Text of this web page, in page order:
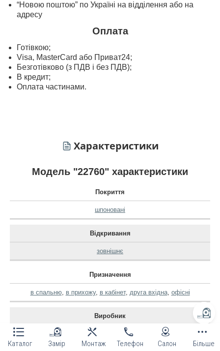
Каталог Замір Монтаж Телефон Салон Більше
“Новою поштою” по Україні на відділення або на
адресу
Оплата
Готівкою;
Visa, MasterСard або Приват24;
Безготівково (з ПДВ і без ПДВ);
В кредит;
Оплата частинами.
Характеристики
Модель "22760" характеристики
Покриття
шпоновані
Відкривання
зовнішнє
Призначення
в спальню, в прихожу, в кабінет, друга вхідна, офісні
Виробник